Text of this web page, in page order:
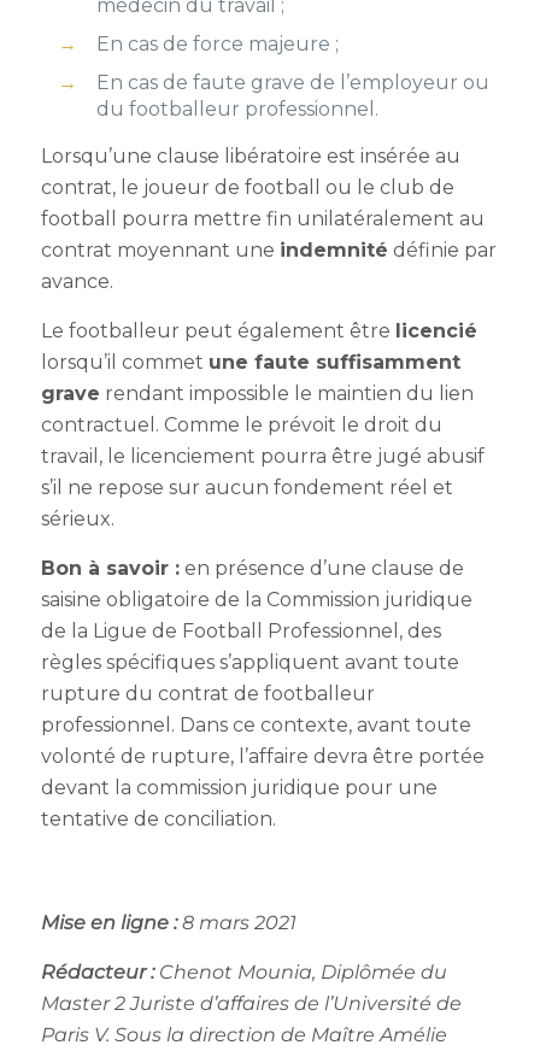
médecin du travail ;
En cas de force majeure ;
En cas de faute grave de l’employeur ou
du footballeur professionnel.
Lorsqu’une clause libératoire est insérée au
contrat, le joueur de football ou le club de
football pourra mettre fin unilatéralement au
contrat moyennant une indemnité définie par
avance.
Le footballeur peut également être licencié
lorsqu’il commet une faute suffisamment
grave rendant impossible le maintien du lien
contractuel. Comme le prévoit le droit du
travail, le licenciement pourra être jugé abusif
s’il ne repose sur aucun fondement réel et
sérieux.
Bon à savoir :en présence d’une clause de
saisine obligatoire de la Commission juridique
de la Ligue de Football Professionnel, des
règles spécifiques s’appliquent avant toute
rupture du contrat de footballeur
professionnel. Dans ce contexte, avant toute
volonté de rupture, l’affaire devra être portée
devant la commission juridique pour une
tentative de conciliation.
Mise en ligne :8 mars 2021
Rédacteur :Chenot Mounia, Diplômée du
Master 2 Juriste d’affaires de l’Université de
Paris V. Sous la direction de Maître Amélie